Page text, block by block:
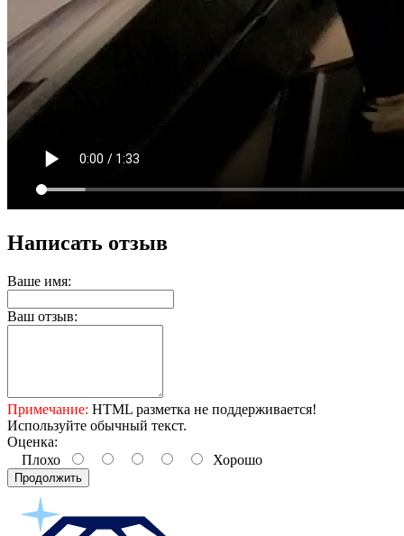
Написать отзыв
Ваше имя:
Ваш отзыв:
Примечание: HTML разметка не поддерживается!
Используйте обычный текст.
Оценка:
Плохо
Хорошо
Продолжить